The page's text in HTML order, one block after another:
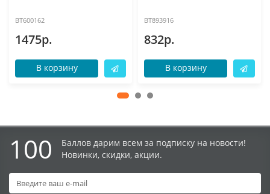
BT600162
1475р.
В корзину
BT893916
832р.
В корзину
100
Баллов дарим всем за подписку на новости!
Новинки, скидки, акции.